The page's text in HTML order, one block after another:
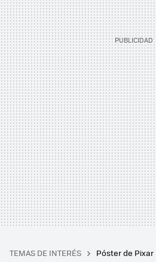
TEMAS DE INTERÉS Póster de Pixar